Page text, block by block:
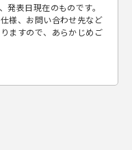
表日現在のものです。
様、お問い合わせ先など
ますので、あらかじめご